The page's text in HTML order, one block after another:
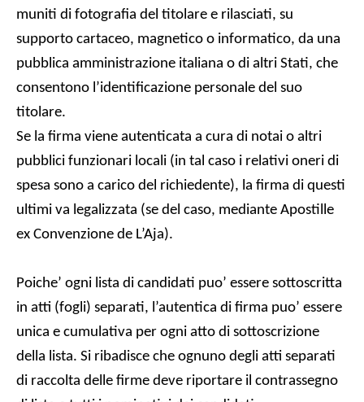
muniti di fotografia del titolare e rilasciati, su
supporto cartaceo, magnetico o informatico, da una
pubblica amministrazione italiana o di altri Stati, che
consentono l’identificazione personale del suo
titolare.
Se la firma viene autenticata a cura di notai o altri
pubblici funzionari locali (in tal caso i relativi oneri di
spesa sono a carico del richiedente), la firma di questi
ultimi va legalizzata (se del caso, mediante Apostille
ex Convenzione de L’Aja).
Poiche’ ogni lista di candidati puo’ essere sottoscritta
in atti (fogli) separati, l’autentica di firma puo’ essere
unica e cumulativa per ogni atto di sottoscrizione
della lista. Si ribadisce che ognuno degli atti separati
di raccolta delle firme deve riportare il contrassegno